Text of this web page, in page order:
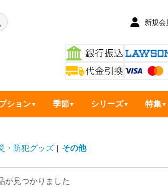
新規会
ション 季節 シリーズ 特集
・防犯グッズ | その他
が見つかりました